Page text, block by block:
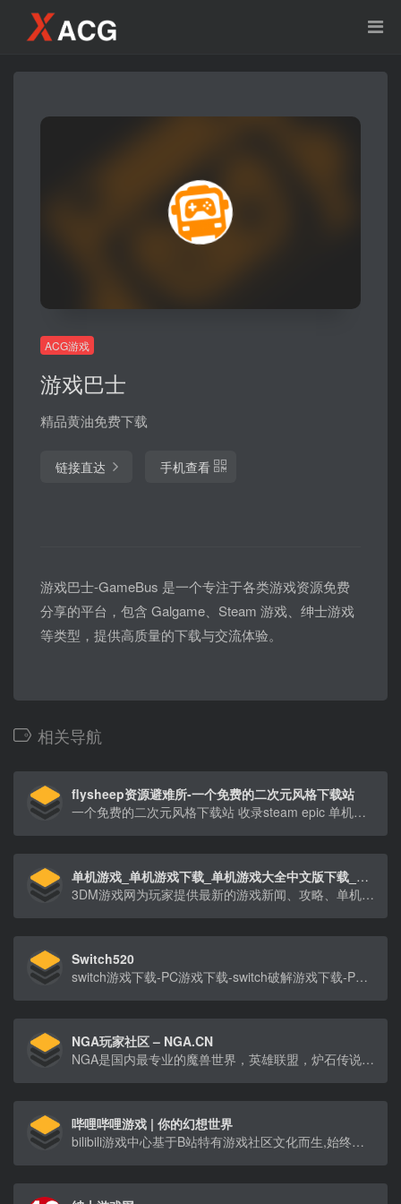
ACG游戏
游戏巴士
精品黄油免费下载
链接直达 手机查看
游戏巴士-GameBus 是一个专注于各类游戏资源免费
分享的平台，包含 Galgame、Steam 游戏、绅士游戏
等类型，提供高质量的下载与交流体验。
相关导航
flysheep资源避难所-一个免费的二次元风格下载站
一个免费的二次元风格下载站 收录steam epic 单机资源 switch游戏 ChatGPT
单机游戏_单机游戏下载_单机游戏大全中文版下载_3DM游戏网
3DM游戏网为玩家提供最新的游戏新闻、攻略、单机游戏资源、汉化资源、游戏补丁、游戏论坛等，经过多年努力已成为游戏玩家首要选择的游戏资讯、游戏资源网站。
Switch520
switch游戏下载-PC游戏下载-switch破解游戏下载-PC破解游戏下载-Switch520-gamer520
NGA玩家社区 – NGA.CN
NGA是国内最专业的魔兽世界，英雄联盟，炉石传说，风暴英雄，暗黑破坏神3(D3)游戏攻略讨论，以及其他热门游戏玩家社区。
哔哩哔哩游戏 | 你的幻想世界
bilibili游戏中心基于B站特有游戏社区文化而生,始终尊重玩家与创作者,为玩家提供游戏预约测试信息及各类游戏下载资源,我们将持续为大家带来海内外优秀游戏作品。